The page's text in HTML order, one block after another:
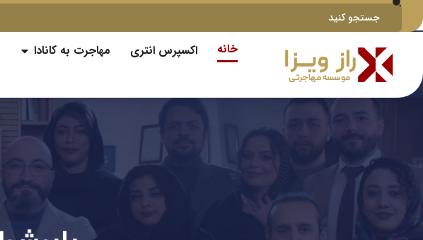
خانه
اکسپرس انتری مهاجرت به کانادا